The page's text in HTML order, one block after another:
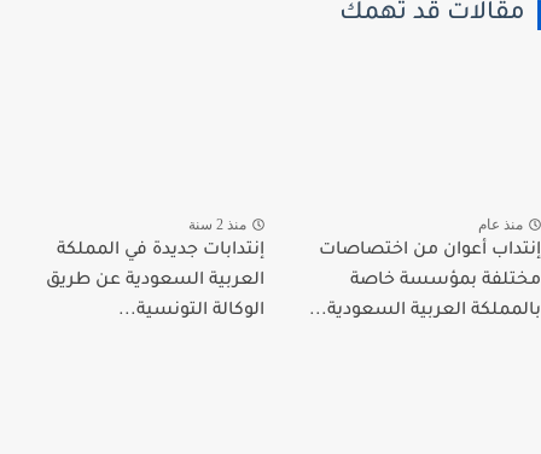
قد تهمك
عام
أعوان من اختصاصات
بمؤسسة خاصة
العربية السعودية...
منذ 2 سنة
إنتدابات جديدة في المملكة
العربية السعودية عن طريق
الوكالة التونسية...